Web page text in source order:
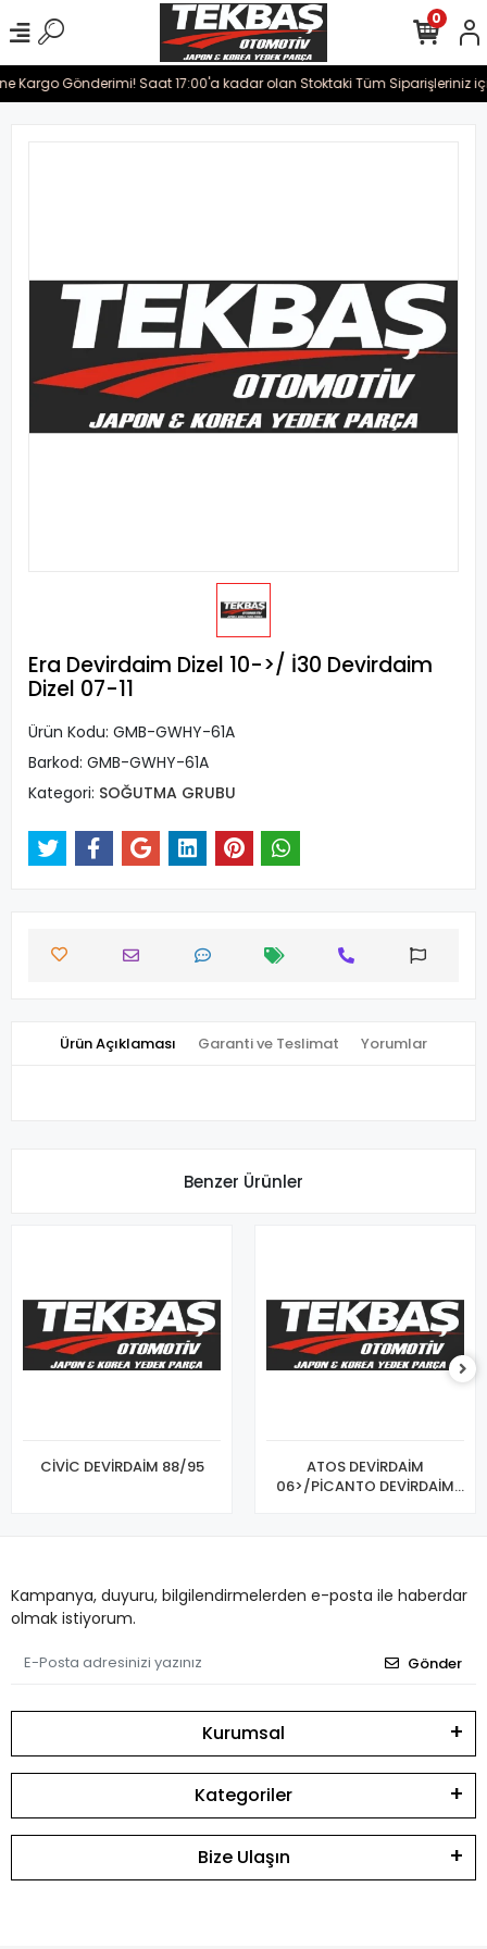
Kargo Gönderimi! Saat 17:00'a kadar olan Stoktaki Tüm Siparişleriniz
0
Era Devirdaim Dizel 10->/ İ30 Devirdaim
Dizel 07-11
Ürün Kodu: GMB-GWHY-61A
Barkod: GMB-GWHY-61A
Kategori: SOĞUTMA GRUBU
Ürün Açıklaması Garanti ve Teslimat Yorumlar
Benzer Ürünler
CİVİC DEVİRDAİM 88/95
ATOS DEVİRDAİM
06>/PİCANTO DEVİRDAİM
Kampanya, duyuru, bilgilendirmelerden e-posta ile haberdar
olmak istiyorum.
Gönder
Kurumsal
Kategoriler
Bize Ulaşın